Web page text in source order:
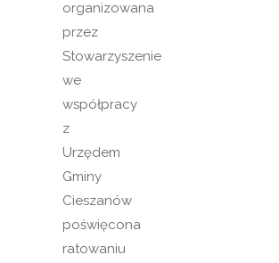
organizowana
przez
Stowarzyszenie
we
współpracy
z
Urzędem
Gminy
Cieszanów
poświęcona
ratowaniu